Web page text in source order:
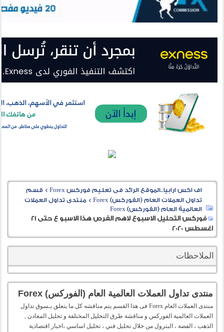
اف اكس ارابيا..الموقع الرائد فى تعليم فوركس Forex > قسم
تداول العملات العام (الفوركس) Forex
> منتدى تداول العملات
العالمية العام (الفوركس) Forex
فوركس التحليل الاسبوع لاهم الفرص هذا الاسبو ع حتى 21
اغسطس 2020
الملاحظات
منتدى تداول العملات العالمية العام (الفوركس) Forex
منتدى العملات العام Forex فى هذا القسم يتم مناقشه كل ما يتعلق بـسوق تداول
العملات العالمية الفوركس و مناقشة طرق التحليل المختلفة و تحليل المعادن ,
الذهب ، الفضة ، البترول من خلال تحليل فني ، تحليل اساسي ،اخبار اقتصادية